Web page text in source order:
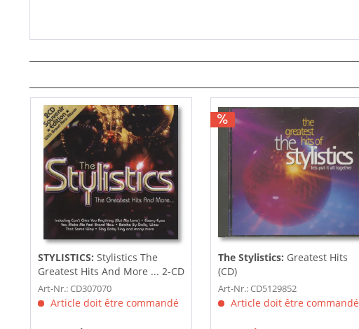
STYLISTICS: Stylistics The
Greatest Hits And More ... 2-CD
Art-Nr.: CD307070
Article doit être commandé
The Stylistics: Greatest Hits
(CD)
Art-Nr.: CD5129852
Article doit être commandé